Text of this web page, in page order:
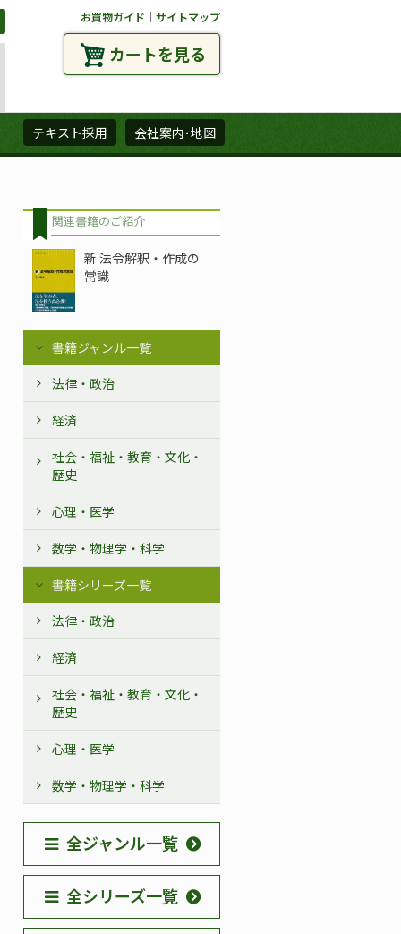
お買物ガイド ｜ サイトマップ
カートを見る
テキスト採用 会社案内･地図
関連書籍のご紹介
新 法令解釈・作成の
常識
書籍ジャンル一覧
法律・政治
経済
社会・福祉・教育・文化・
歴史
心理・医学
数学・物理学・科学
書籍シリーズ一覧
法律・政治
経済
社会・福祉・教育・文化・
歴史
心理・医学
数学・物理学・科学
全ジャンル一覧
全シリーズ一覧